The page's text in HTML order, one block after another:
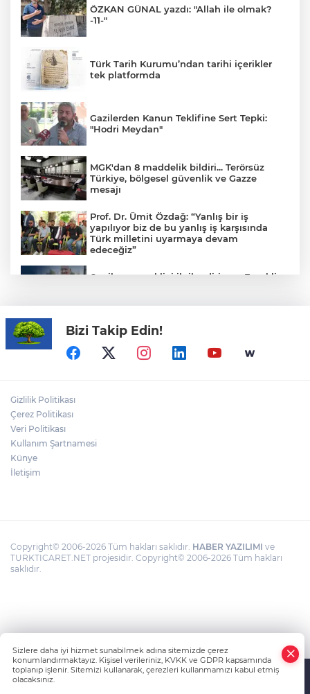
ÖZKAN GÜNAL yazdı: "Allah ile olmak?
-11-"
Türk Tarih Kurumu’ndan tarihi içerikler
tek platformda
Gazilerden Kanun Teklifine Sert Tepki:
"Hodri Meydan"
MGK'dan 8 maddelik bildiri... Terörsüz
Türkiye, bölgesel güvenlik ve Gazze
mesajı
Prof. Dr. Ümit Özdağ: “Yanlış bir iş
yapılıyor biz de bu yanlış iş karşısında
Türk milletini uyarmaya devam
edeceğiz”
6 milyon emekliyi ilgilendiriyor... Emekli
TOFAŞ’ın rakipleri belli oldu! İşte yeni
sezon fikstürü
TÜBİTAK'tan lisansüstü araştırmacılara
Bizi Takip Edin!
Gizlilik Politikası
Çerez Politikası
Veri Politikası
Kullanım Şartnamesi
Künye
İletişim
Copyright© 2006-2026 Tüm hakları saklıdır. HABER YAZILIMI ve
TURKTICARET.NET projesidir. Copyright© 2006-2026 Tüm hakları
saklıdır.
Sizlere daha iyi hizmet sunabilmek adına sitemizde çerez
konumlandırmaktayız. Kişisel verileriniz, KVKK ve GDPR kapsamında
toplanıp işlenir. Sitemizi kullanarak, çerezleri kullanmamızı kabul etmiş
olacaksınız.